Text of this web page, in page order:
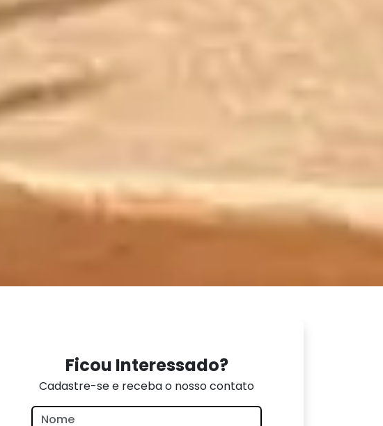
Ficou Interessado?
Cadastre-se e receba o nosso contato